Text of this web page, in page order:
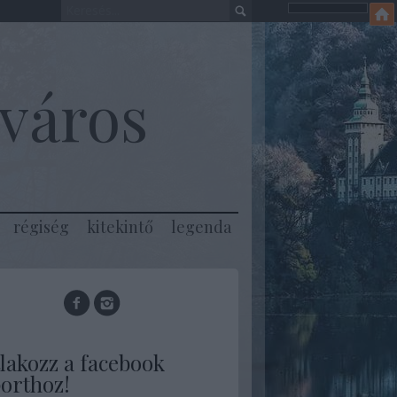
régiség kitekintő legenda
a facebook